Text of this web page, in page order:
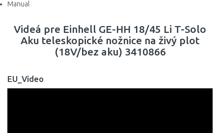
Manual
Videá pre Einhell GE-HH 18/45 Li T-Solo
Aku teleskopické nožnice na živý plot
(18V/bez aku) 3410866
EU_Video